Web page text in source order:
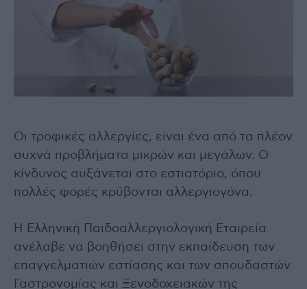
Οι τροφικές αλλεργίες, είναι ένα από τα πλέον
συχνά προβλήματα μικρών και μεγάλων. Ο
κίνδυνος αυξάνεται στο εστιατόριο, όπου
πολλές φορές κρύβονται αλλεργιογόνα.
Η Ελληνική Παιδοαλλεργιολογική Εταιρεία
ανέλαβε να βοηθήσει στην εκπαίδευση των
επαγγελματιών εστίασης και των σπουδαστών
Γαστρονομίας και Ξενοδοχειακών της